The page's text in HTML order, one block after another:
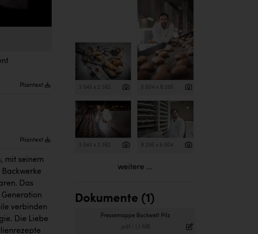
Plaintext
Plaintext
mit seinem
Das
verbinden
Die Liebe
3 543 x 2 362 5 504 x 8 256
3 543 x 2 362 8 256 x 5 504
weitere ...
Dokumente (1)
Pressemappe Backwelt Pilz
.pdf 1,1 MB